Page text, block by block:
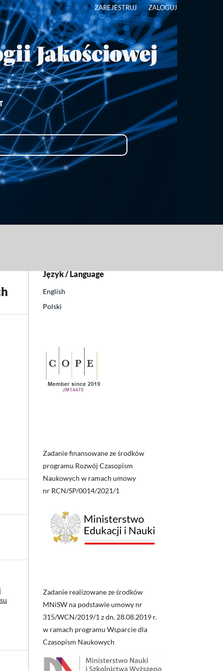
ZAREJESTRUJ ZALOGUJ
Język / Language
English
Polski
Zadanie finansowane ze środków
programu Rozwój Czasopism
Naukowych w ramach umowy
nr RCN/SP/0014/2021/1
Zadanie realizowane ze środków
MNiSW na podstawie umowy nr
315/WCN/2019/1 z dn. 28.08.2019 r.
w ramach programu Wsparcie dla
Czasopism Naukowych